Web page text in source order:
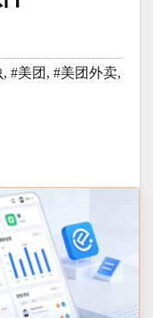
, #美团 , #美团外卖,